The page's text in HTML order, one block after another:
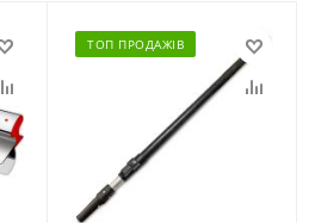
ТОП ПРОДАЖІВ